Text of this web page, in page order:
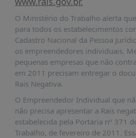
DADOS
FRENTE
PARLAMENTAR
SOBRE
A
MATERIAIS
INFORMAÇÕES
O Ministério do Trabalho alerta
para todos os estabelecimentos
Cadastro Nacional da Pessoa
os empreendedores individuais.
pequenas empresas que não
em 2011 precisam entregar o
Rais Negativa.
O Empreendedor Individual que
não precisa apresentar a Rais
estabelecida pela Portaria nº 371
Trabalho, de fevereiro de 2011.